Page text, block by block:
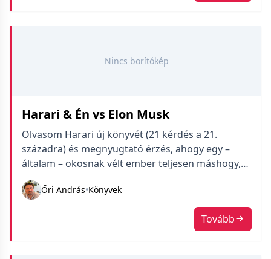
Nincs borítókép
Harari & Én vs Elon Musk
Olvasom Harari új könyvét (21 kérdés a 21.
századra) és megnyugtató érzés, ahogy egy –
általam – okosnak vélt ember teljesen máshogy,
kevesebb Frankenstein komplexussal
gondolkodik a mesterséges intelligenciáról. Az
főleg megnyugtató, hogy nem ő az egyetlen aki
így véli (ellentétben például Elon Muskkal, akit
Őri András•Könyvek
Tovább